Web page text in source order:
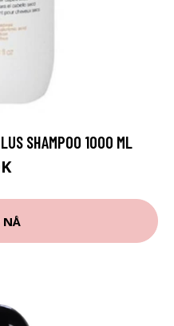
SHAMPOO 1000 ML
NÅ